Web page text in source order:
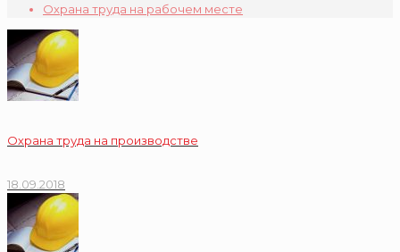
Охрана труда на рабочем месте
Охрана труда на производстве
18.09.2018